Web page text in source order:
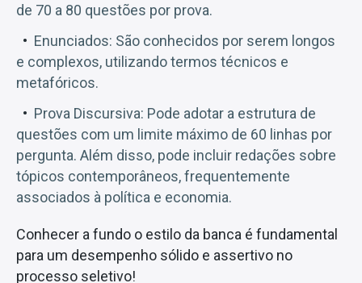
de 70 a 80 questões por prova.
Enunciados: São conhecidos por serem longos
e complexos, utilizando termos técnicos e
metafóricos.
Prova Discursiva: Pode adotar a estrutura de
questões com um limite máximo de 60 linhas por
pergunta. Além disso, pode incluir redações sobre
tópicos contemporâneos, frequentemente
associados à política e economia.
Conhecer a fundo o estilo da banca é fundamental
para um desempenho sólido e assertivo no
processo seletivo!